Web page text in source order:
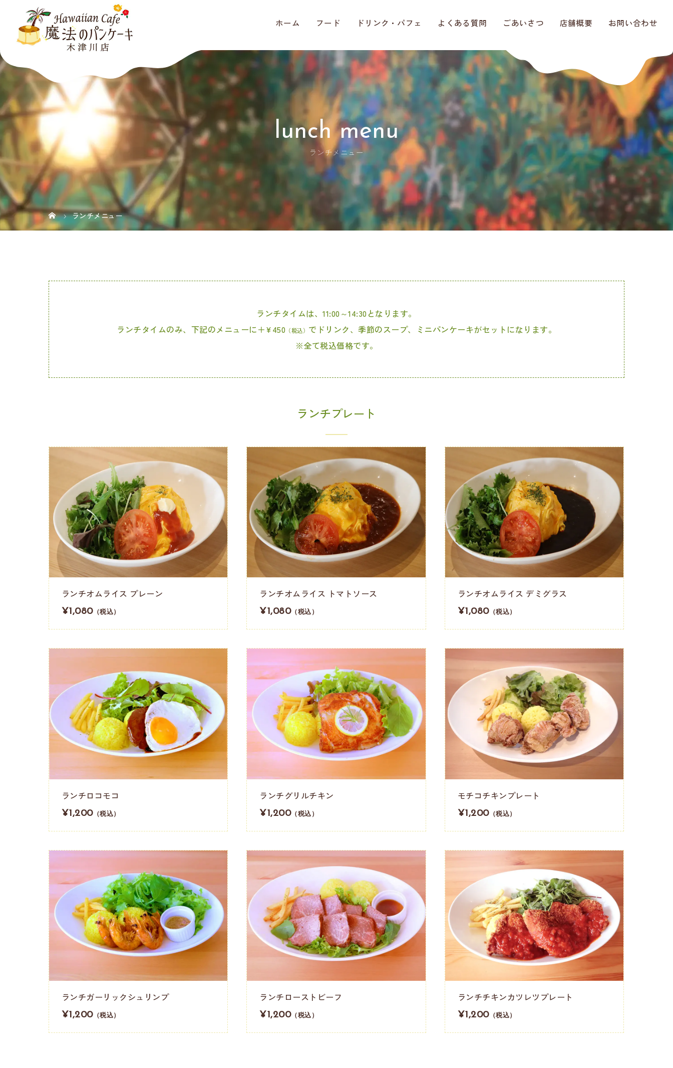
ホーム フード ドリンク・パフェ よくある質問 ごあいさつ 店舗概要 お問い合わせ
lunch menu
ランチメニュー
ランチメニュー
ランチタイムは、11:00～14:30となります。
ランチタイムのみ、下記のメニューに＋¥450 （税込） でドリンク、季節のスープ、ミニパンケーキがセットになります。
※全て税込価格です。
ランチプレート
ランチオムライス プレーン
¥1,080（税込）
ランチオムライス トマトソース
¥1,080（税込）
ランチオムライス デミグラス
¥1,080（税込）
ランチロコモコ
¥1,200（税込）
ランチグリルチキン
¥1,200（税込）
モチコチキンプレート
¥1,200（税込）
ランチガーリックシュリンプ
¥1,200（税込）
ランチローストビーフ
¥1,200（税込）
ランチチキンカツレツプレート
¥1,200（税込）